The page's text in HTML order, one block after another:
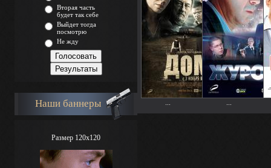
Вторая часть
будет так себе
Выйдет тогда
посмотрю
Не жду
Наши баннеры
Размер 120x120
... ...